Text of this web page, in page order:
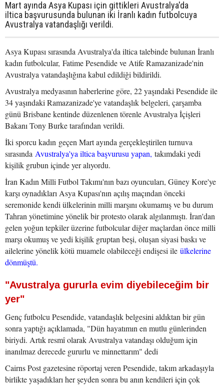
Mart ayında Asya Kupası için gittikleri Avustralya'da
iltica başvurusunda bulunan iki İranlı kadın futbolcuya
Avustralya vatandaşlığı verildi.
Asya Kupası sırasında Avustralya'da iltica talebinde bulunan İranlı
kadın futbolcular, Fatime Pesendide ve Atife Ramazanizade'nin
Avustralya vatandaşlığına kabul edildiği bildirildi.
Avustralya medyasının haberlerine göre, 22 yaşındaki Pesendide ile
34 yaşındaki Ramazanizade'ye vatandaşlık belgeleri, çarşamba
günü Brisbane kentinde düzenlenen törenle Avustralya İçişleri
Bakanı Tony Burke tarafından verildi.
İki sporcu kadın geçen Mart ayında gerçekleştirilen turnuva
sırasında Avustralya'ya iltica başvurusu yapan, takımdaki yedi
kişilik grubun içinde yer alıyordu.
İran Kadın Milli Futbol Takımı'nın bazı oyuncuları, Güney Kore'ye
karşı oynadıkları Asya Kupası'nın açılış maçından önceki
seremonide kendi ülkelerinin milli marşını okumamış ve bu durum
Tahran yönetimine yönelik bir protesto olarak algılanmıştı. İran'dan
gelen yoğun tepkiler üzerine futbolcular diğer maçlardan önce milli
marşı okumuş ve yedi kişilik gruptan beşi, oluşan siyasi baskı ve
ailelerine yönelik kötü muamele olabileceği endişesi ile ülkelerine
dönmüştü.
"Avustralya gururla evim diyebileceğim bir
yer"
Genç futbolcu Pesendide, vatandaşlık belgesini aldıktan bir gün
sonra yaptığı açıklamada, "Dün hayatımın en mutlu günlerinden
biriydi. Artık resmî olarak Avustralya vatandaşı olduğum için
inanılmaz derecede gururlu ve minnettarım" dedi
Cairns Post gazetesine röportaj veren Pesendide, takım arkadaşıyla
birlikte yaşadıkları her şeyden sonra bu anın kendileri için çok